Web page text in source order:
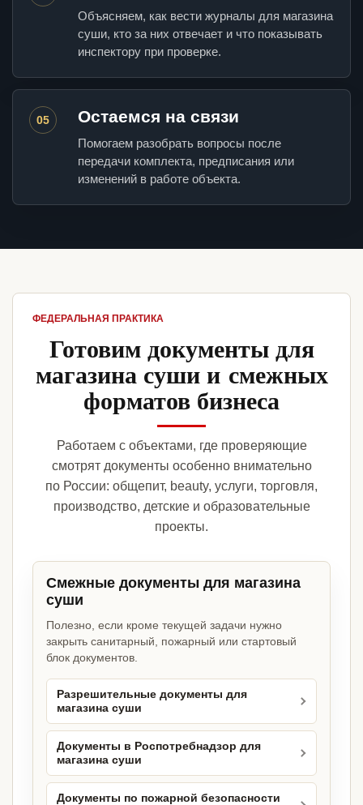
Объясняем, как вести журналы для магазина
суши, кто за них отвечает и что показывать
инспектору при проверке.
05 Остаемся на связи
Помогаем разобрать вопросы после
передачи комплекта, предписания или
изменений в работе объекта.
ФЕДЕРАЛЬНАЯ ПРАКТИКА
Готовим документы для
магазина суши и смежных
форматов бизнеса
Работаем с объектами, где проверяющие
смотрят документы особенно внимательно
по России: общепит, beauty, услуги, торговля,
производство, детские и образовательные
проекты.
Смежные документы для магазина
суши
Полезно, если кроме текущей задачи нужно
закрыть санитарный, пожарный или стартовый
блок документов.
Разрешительные документы для
магазина суши
Документы в Роспотребнадзор для
магазина суши
Документы по пожарной безопасности